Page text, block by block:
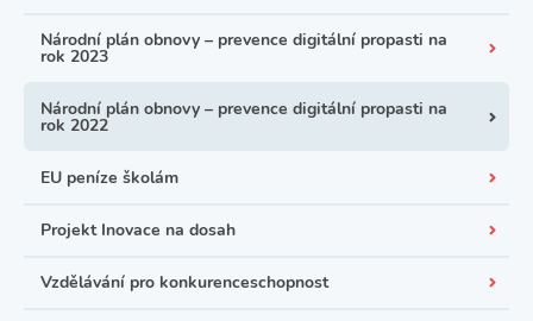
Národní plán obnovy – prevence digitální propasti na
rok 2023
Národní plán obnovy – prevence digitální propasti na
rok 2022
EU peníze školám
Projekt Inovace na dosah
Vzdělávání pro konkurenceschopnost